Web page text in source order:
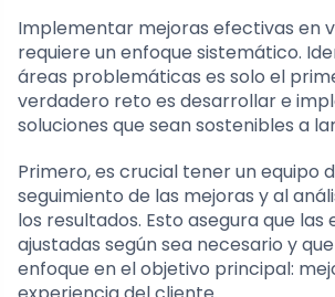
Implementar mejoras efectivas en
requiere un enfoque sistemático.
áreas problemáticas es solo el
verdadero reto es desarrollar e
soluciones que sean sostenibles a
Primero, es crucial tener un equipo
seguimiento de las mejoras y al
los resultados. Esto asegura que
ajustadas según sea necesario y
enfoque en el objetivo principal: